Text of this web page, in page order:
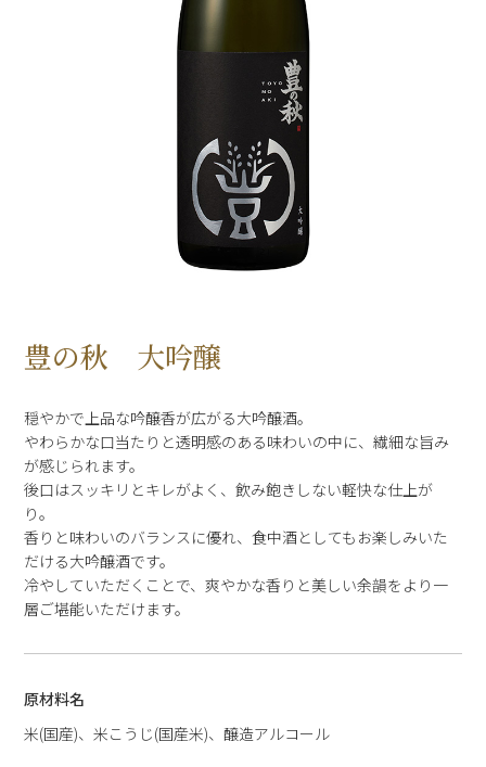
豊の秋 大吟醸
穏やかで上品な吟醸香が広がる大吟醸酒。
やわらかな口当たりと透明感のある味わいの中に、繊細な旨み
が感じられます。
後口はスッキリとキレがよく、飲み飽きしない軽快な仕上が
り。
香りと味わいのバランスに優れ、食中酒としてもお楽しみいた
だける大吟醸酒です。
冷やしていただくことで、爽やかな香りと美しい余韻をより一
層ご堪能いただけます。
原材料名
米(国産)、米こうじ(国産米)、醸造アルコール